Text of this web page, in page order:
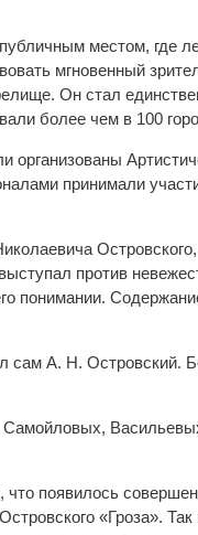
местом, где
мгновенный
Он стал
более чем в 100
организованы
принимали
против
понимании.
сам А. Н. Островский.
появилось
«Гроза». Так